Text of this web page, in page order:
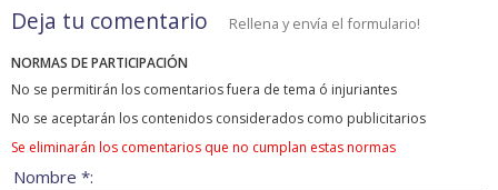
Deja tu comentario Rellena y envía el formulario!
NORMAS DE PARTICIPACIÓN
No se permitirán los comentarios fuera de tema ó injuriantes
No se aceptarán los contenidos considerados como publicitarios
Se eliminarán los comentarios que no cumplan estas normas
Nombre *: